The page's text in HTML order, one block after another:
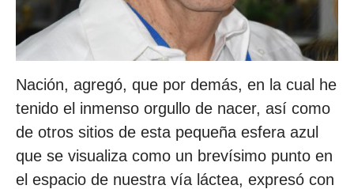
Nación, agregó, que por demás, en la cual he
tenido el inmenso orgullo de nacer, así como
de otros sitios de esta pequeña esfera azul
que se visualiza como un brevísimo punto en
el espacio de nuestra vía láctea, expresó con